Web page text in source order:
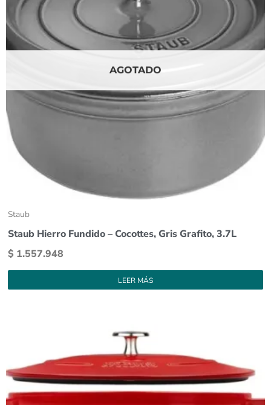
AGOTADO
Staub
Staub Hierro Fundido – Cocottes, Gris Grafito, 3.7L
$ 1.557.948
LEER MÁS